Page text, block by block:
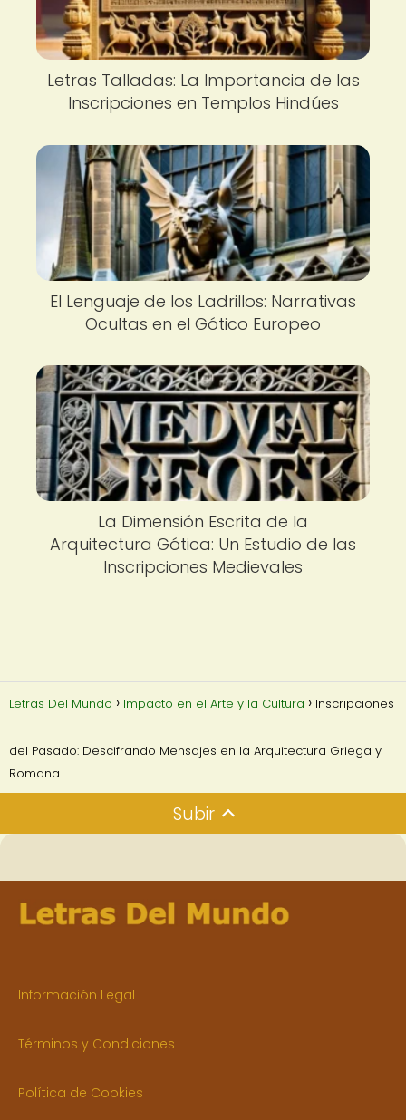
Letras Talladas: La Importancia de las
Inscripciones en Templos Hindúes
El Lenguaje de los Ladrillos: Narrativas
Ocultas en el Gótico Europeo
La Dimensión Escrita de la
Arquitectura Gótica: Un Estudio de las
Inscripciones Medievales
Letras Del Mundo Impacto en el Arte y la Cultura Inscripciones
del Pasado: Descifrando Mensajes en la Arquitectura Griega y
Romana
Subir
Información Legal
Términos y Condiciones
Política de Cookies